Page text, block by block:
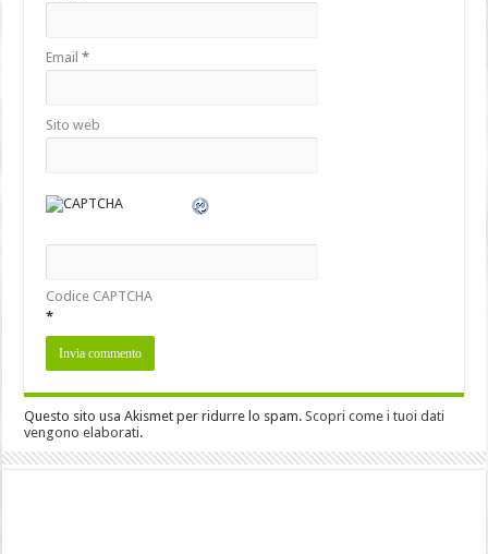
Email*
Sito web
Codice CAPTCHA
*
Questo sito usa Akismet per ridurre lo spam.Scopri come i tuoi dati
vengono elaborati.